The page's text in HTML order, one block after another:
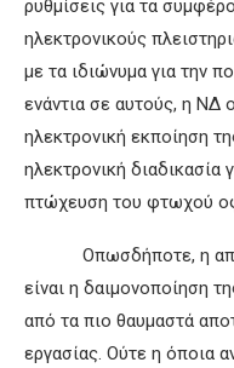
ρυθμίσεις για τα
ηλεκτρονικούς
με τα ιδιώνυμα για την
ενάντια σε αυτούς, η ΝΔ
ηλεκτρονική εκποίηση
ηλεκτρονική διαδικασία
πτώχευση του φτωχού
Οπωσδήποτε, η
είναι η δαιμονοποίηση
από τα πιο θαυμαστά
εργασίας. Ούτε η όποια